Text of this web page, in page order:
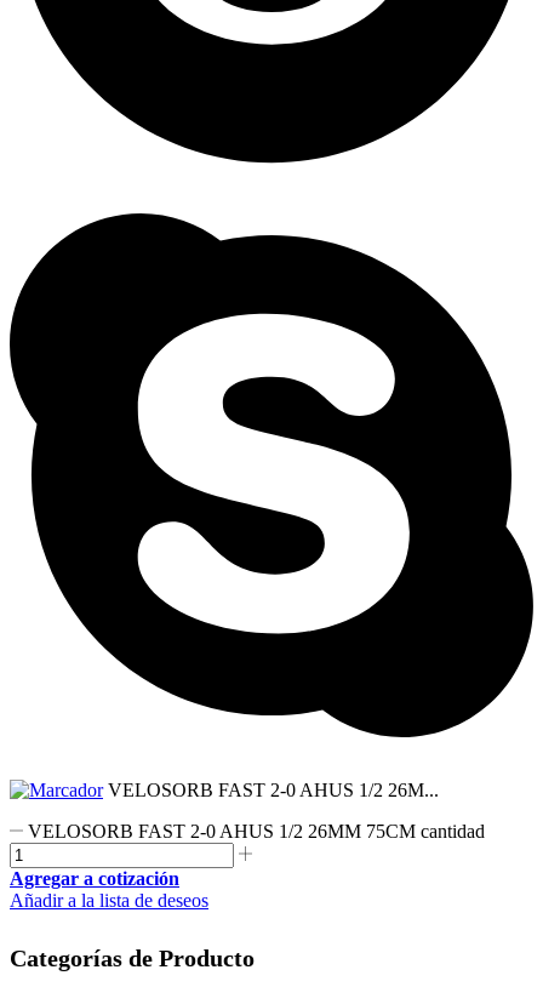
VELOSORB FAST 2-0 AHUS 1/2 26M...
VELOSORB FAST 2-0 AHUS 1/2 26MM 75CM cantidad
Agregar a cotización
Añadir a la lista de deseos
Categorías de Producto